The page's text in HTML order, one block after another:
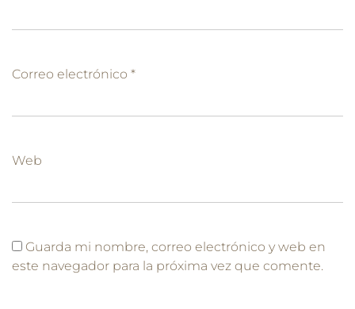
Correo electrónico *
Web
Guarda mi nombre, correo electrónico y web en
este navegador para la próxima vez que comente.